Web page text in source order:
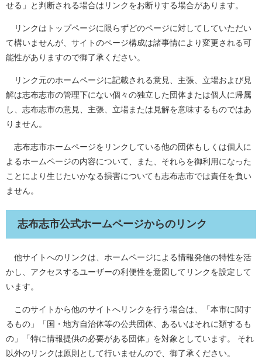
せる」と判断される場合はリンクをお断りする場合があります。
リンクはトップページに限らずどのページに対してしていただい
て構いませんが、サイトのページ構成は諸事情により変更される可
能性がありますので御了承ください。
リンク元のホームページに記載される意見、主張、立場および見
解は志布志市の管理下にない個々の独立した団体または個人に帰属
し、志布志市の意見、主張、立場または見解を意味するものではあ
りません。
志布志市ホームページをリンクしている他の団体もしくは個人に
よるホームページの内容について、また、それらを御利用になった
ことにより生じたいかなる損害についても志布志市では責任を負い
ません。
志布志市公式ホームページからのリンク
他サイトへのリンクは、ホームページによる情報発信の特性を活
かし、アクセスするユーザーの利便性を意図してリンクを設定して
います。
このサイトから他のサイトへリンクを行う場合は、「本市に関す
るもの」「国・地方自治体等の公共団体、あるいはそれに類するも
の」「特に情報提供の必要がある団体」を対象としています。 それ
以外のリンクは原則として行いませんので、御了承ください。